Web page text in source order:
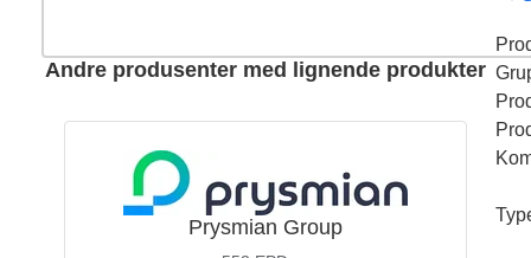
Andre produsenter med lignende produkter
Prysmian Group